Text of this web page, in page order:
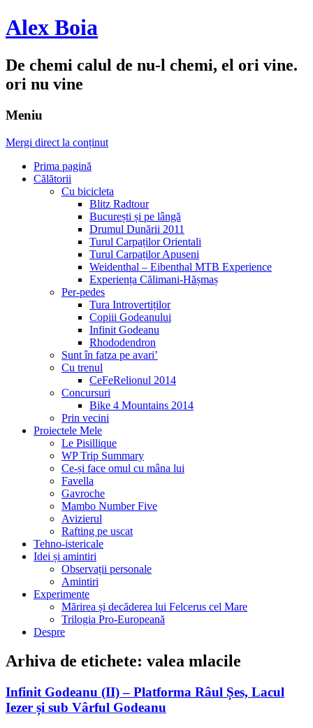
Alex Boia
De chemi calul de nu-l chemi, el ori vine.
ori nu vine
Meniu
Mergi direct la conținut
Prima pagină
Călătorii
Cu bicicleta
Blitz Radtour
București și pe lângă
Drumul Dunării 2011
Turul Carpaților Orientali
Turul Carpaților Apuseni
Weidenthal – Eibenthal MTB Experience
Experiența Călimani-Hășmaș
Per-pedes
Tura Introvertiților
Copiii Godeanului
Infinit Godeanu
Rhododendron
Sunt în fatza pe avari’
Cu trenul
CeFeRelionul 2014
Concursuri
Bike 4 Mountains 2014
Prin vecini
Proiectele Mele
Le Pisillique
WP Trip Summary
Ce-și face omul cu mâna lui
Favella
Gavroche
Mambo Number Five
Avizierul
Rafting pe uscat
Tehno-istericale
Idei și amintiri
Observații personale
Amintiri
Experimente
Mărirea și decăderea lui Felcerus cel Mare
Trilogia Pro-Europeană
Despre
Arhiva de etichete: valea mlacile
Infinit Godeanu (II) – Platforma Râul Șes, Lacul
Iezer și sub Vârful Godeanu